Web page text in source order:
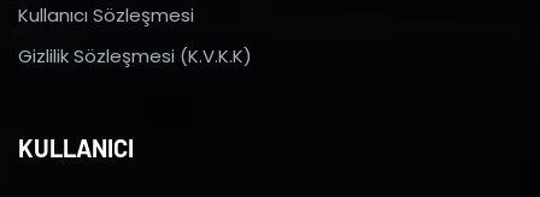
Kullanıcı Sözleşmesi
Gizlilik Sözleşmesi (K.V.K.K)
KULLANICI